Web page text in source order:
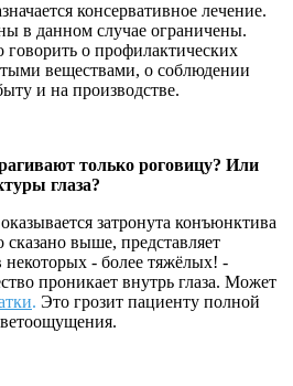
консервативное лечение.
в данном случае ограничены.
о профилактических
веществами, о соблюдении
и на производстве.
только роговицу? Или
глаза?
затронута конъюнктива
выше, представляет
- более тяжёлых! -
проникает внутрь глаза. Может
. Это грозит пациенту полной